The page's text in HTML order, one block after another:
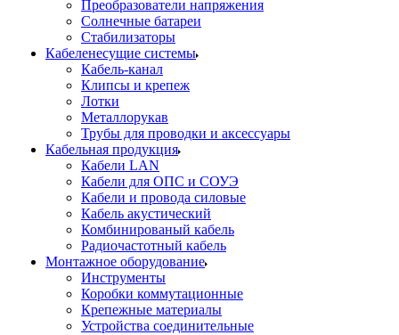
Преобразователи напряжения
Солнечные батареи
Стабилизаторы
Кабеленесущие системы
Кабель-канал
Клипсы и крепеж
Лотки
Металлорукав
Трубы для проводки и аксессуары
Кабельная продукция
Кабели LAN
Кабели для ОПС и СОУЭ
Кабели и провода силовые
Кабель акустический
Комбинированый кабель
Радиочастотный кабель
Монтажное оборудование
Инструменты
Коробки коммутационные
Крепежные материалы
Устройства соединительные